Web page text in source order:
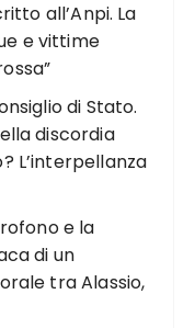
all’Anpi. La
e vittime
di Stato.
discordia
L’interpellanza
e la
di un
tra Alassio,